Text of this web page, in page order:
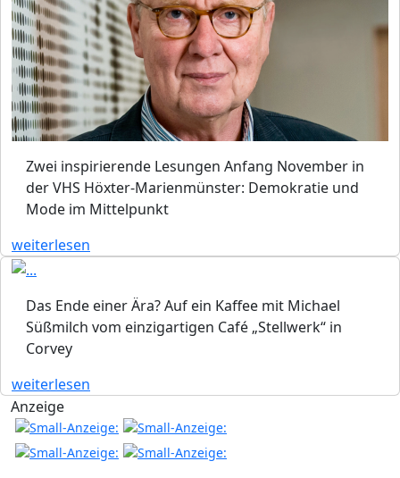
Zwei inspirierende Lesungen Anfang November in
der VHS Höxter-Marienmünster: Demokratie und
Mode im Mittelpunkt
weiterlesen
Das Ende einer Ära? Auf ein Kaffee mit Michael
Süßmilch vom einzigartigen Café „Stellwerk“ in
Corvey
weiterlesen
Anzeige